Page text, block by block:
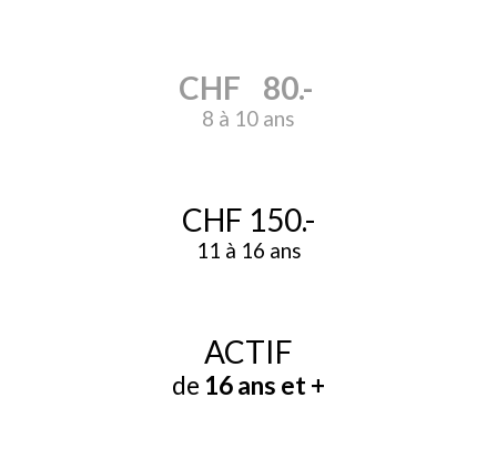
CHF 80.-
8 à 10 ans
CHF 150.-
11 à 16 ans
ACTIF
de 16 ans et+